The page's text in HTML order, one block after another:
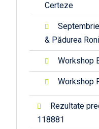
Certeze
& Pădurea
Workshop
Workshop
Rezultate
118881